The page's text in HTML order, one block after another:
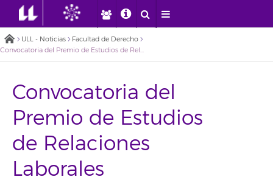
ULL - Noticias
Facultad de Derecho
Convocatoria del Premio de Estudios de Relaciones Laborales «Concepción Arenal»
Convocatoria del
Premio de Estudios
de Relaciones
Laborales